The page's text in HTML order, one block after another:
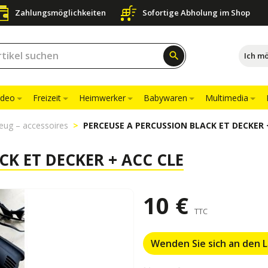
Zahlungsmöglichkeiten Sofortige Abholung im Shop
search Ich
Freizeit Heimwerker Babywaren Multimedia
– accessoires PERCEUSE A PERCUSSION BLACK ET DECKER
ET DECKER + ACC CLE
10 € TTC
Wenden Sie sich an den